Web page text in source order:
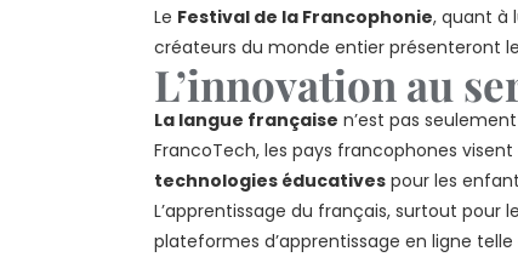
Le Festival de la Francophonie, quant à
créateurs du monde entier présenteront
L’innovation au
La langue française n’est pas
FrancoTech, les pays francophones
technologies éducatives pour les
L’apprentissage du français, surtout pour
plateformes d’apprentissage en ligne